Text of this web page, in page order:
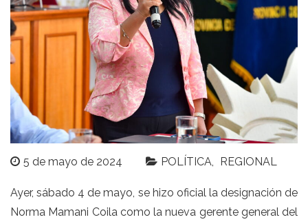
5 de mayo de 2024 POLÍTICA REGIONAL
Ayer, sábado 4 de mayo, se hizo oficial la designación de
Norma Mamani Coila como la nueva gerente general del